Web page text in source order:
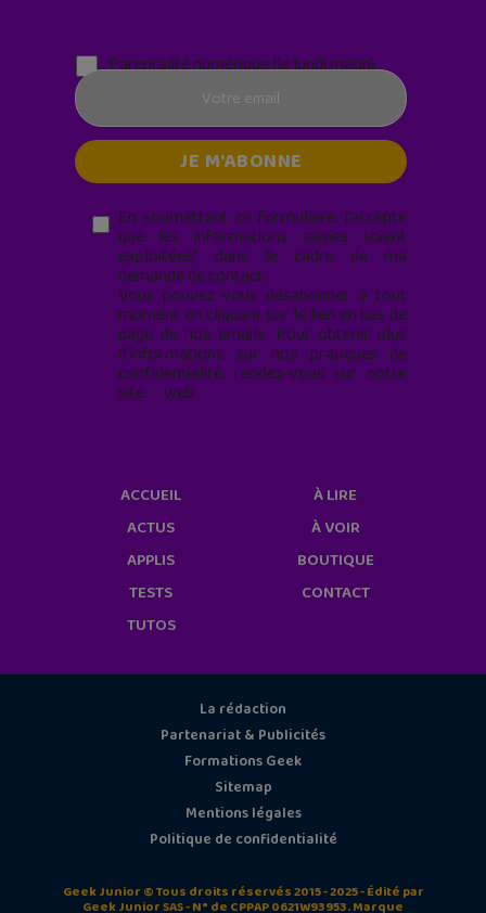
Parentalité numérique (le lundi matin)
En soumettant ce formulaire, j’accepte
que les informations saisies soient
exploitées* dans le cadre de ma
demande de contact.
Vous pouvez vous désabonner à tout
moment en cliquant sur le lien en bas de
page de nos emails. Pour obtenir plus
d'informations sur nos pratiques de
confidentialité, rendez-vous sur notre
site web
ACCUEIL
ACTUS
APPLIS
TESTS
TUTOS
À LIRE
À VOIR
BOUTIQUE
CONTACT
La rédaction
Partenariat & Publicités
Formations Geek
Sitemap
Mentions légales
Politique de confidentialité
Geek Junior © Tous droits réservés 2015 - 2025 - Édité par
Geek Junior SAS - N° de CPPAP 0621W93953. Marque